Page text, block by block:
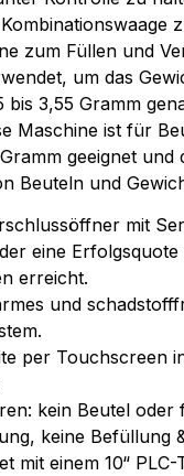
zum Füllen und
um das
bis 3,55 Gramm
Maschine ist für
geeignet und
Beuteln und
mit
eine
erreicht.
und
per Touchscreen
kein Beutel oder
keine Befüllung
mit einem 10“